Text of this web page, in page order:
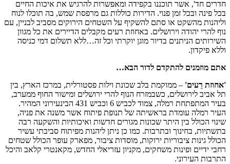
חדרים חד', אשר תוכננו בקפידה ומאפשרות להרגיש את איכות החיים
בכל פינה ובכל זמן פנוי. הדירות כוללות גם מרפסת שמש, בה תוכלו לנוח
וליהנות מהשקט או סתם להשקיף על השטחים הירוקים מסביב לבניין, עם
נוף להרי יהודה וירושלים. באחוזת רעים מקבלים הדיירים את כל מגוון
השירותים הניתנים בדיור מוגן יוקרתי וכל זה…ללא תשלום דמי כניסה
וללא פיקדון.
אתם מוזמנים להתקדם לדור הבא…
'אחוזת רֵעים' – ממוקמת בלב שכונת וילות פסטורלית, במרכז הארץ, בין
תל אביב לירושלים, כשבמזרח הנוף להרי ירושלים ומישור החוף ממערב,
בעיר המתפתחת רמלה, צמוד לכביש 6 וכביש 431 הבינעירוני המהיר.
העיר רמלה עומדת בראשיתה של תנופת פיתוח אשר משנה את פניה,
שינוי הכולל בין היתר שכונות מגורים חדשות ואיכותיות והשקעה רבה
בתשתיות, בחינוך ובתרבות. כמו כן ניתן ליהנות מפיתוח סביבתי עשיר
הכולל גינות ציבוריות ירוקות, מוסדות ציבור, מפארק עופר הכולל שטחים
רחבי ידיים ופינות משחקים, מקניון עזריאלי החדש, מקאנטרי קלאב והיכל
התרבות העירוני.